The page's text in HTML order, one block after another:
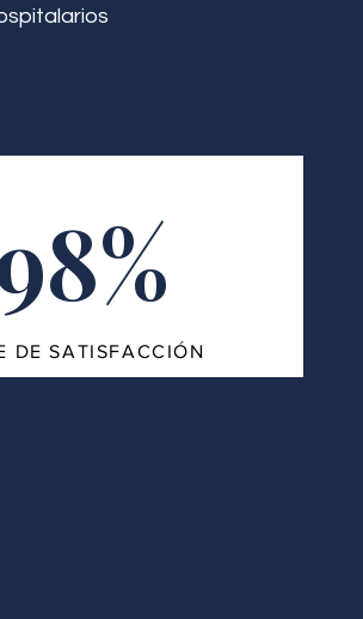
DE SATISFACCIÓN